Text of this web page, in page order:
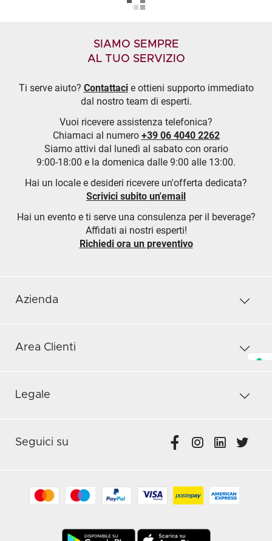
SIAMO SEMPRE
AL TUO SERVIZIO
Ti serve aiuto? Contattacie ottieni supporto immediato
dal nostro team di esperti.
Vuoi ricevere assistenza telefonica?
Chiamaci al numero +39 06 4040 2262
Siamo attivi dal lunedì al sabato con orario
9:00-18:00 e la domenica dalle 9:00 alle 13:00.
Hai un locale e desideri ricevere un'offerta dedicata?
Scrivici subito un'email
Hai un evento e ti serve una consulenza per il beverage?
Affidati ai nostri esperti!
Richiedi ora un preventivo
Azienda
Area Clienti
Legale
Seguici su